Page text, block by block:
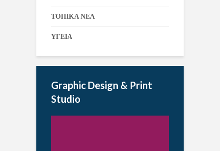
ΤΟΠΙΚΑ ΝΕΑ
ΥΓΕΙΑ
Graphic Design & Print
Studio